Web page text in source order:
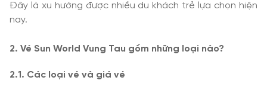
Đây là xu hướng được nhiều du khách trẻ lựa chọn hiện
nay.
2. Vé Sun World Vung Tau gồm những loại nào?
2.1. Các loại vé và giá vé